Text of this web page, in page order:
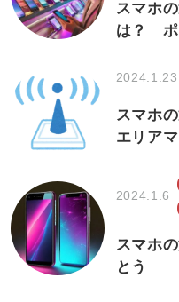
スマホ
は？ ポ
2024.1.23
スマホ
エリア
2024.1.6
スマホ
とう